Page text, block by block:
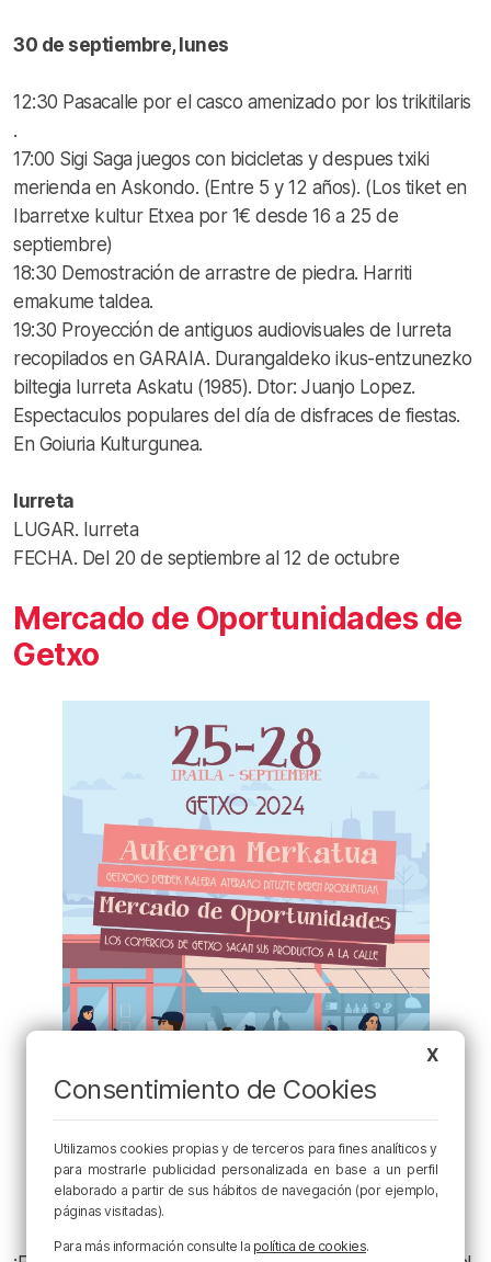
30 de septiembre, lunes
12:30 Pasacalle por el casco amenizado por los trikitilaris
.
17:00 Sigi Saga juegos con bicicletas y despues txiki
merienda en Askondo. (Entre 5 y 12 años). (Los tiket en
Ibarretxe kultur Etxea por 1€ desde 16 a 25 de
septiembre)
18:30 Demostración de arrastre de piedra. Harriti
emakume taldea.
19:30 Proyección de antiguos audiovisuales de Iurreta
recopilados en GARAIA. Durangaldeko ikus-entzunezko
biltegia Iurreta Askatu (1985). Dtor: Juanjo Lopez.
Espectaculos populares del día de disfraces de fiestas.
En Goiuria Kulturgunea.
Iurreta
LUGAR. Iurreta
FECHA. Del 20 de septiembre al 12 de octubre
Mercado de Oportunidades de
Getxo
X
Consentimiento de Cookies
Utilizamos cookies propias y de terceros para fines analíticos y
para mostrarle publicidad personalizada en base a un perfil
elaborado a partir de sus hábitos de navegación (por ejemplo,
páginas visitadas).
Para más información consulte la política de cookies.